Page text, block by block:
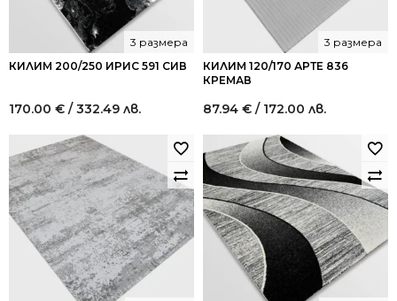
КИЛИМ 200/250 ИРИС 591 СИВ
3 размера
170.00 € / 332.49 лв.
КИЛИМ 120/170 АРТЕ 836
КРЕМАВ
3 размера
87.94 € / 172.00 лв.